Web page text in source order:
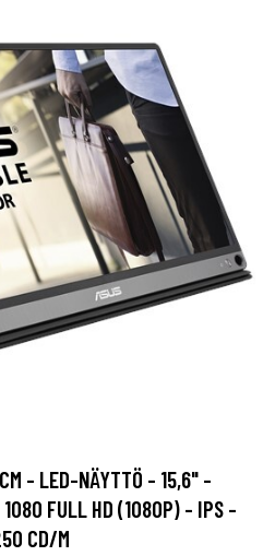
- LED-NÄYTTÖ - 15,6" -
1080 FULL HD (1080P) - IPS -
CD/M